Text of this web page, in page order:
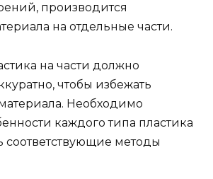
производится
на отдельные части.
на части должно
чтобы избежать
Необходимо
каждого типа пластика
соответствующие методы